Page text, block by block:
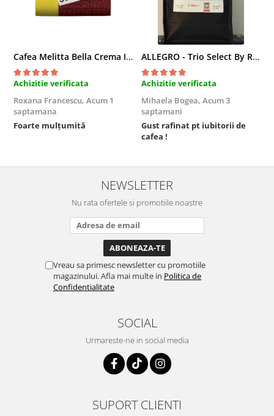
Cafea Melitta Bella Crema Intenso, 30 paduri, compatibile Senseo
Achizitie verificata
Roxana Francescu, Acum 1
saptamana
Foarte mulțumită
ALLEGRO - Trio Select By Razvan Paunescu, 1 kg, 100% Arabica, (Columbia, Guatemala, Etiopia)
Achizitie verificata
Mihaela Bogea, Acum 3
saptamani
Gust rafinat pt iubitorii de
cafea !
NEWSLETTER
Nu rata ofertele si promotiile noastre
Vreau sa primesc newsletter cu promotiile
magazinului. Afla mai multe in Politica de
Confidentialitate
SOCIAL
Urmareste-ne in social media
SUPORT CLIENTI